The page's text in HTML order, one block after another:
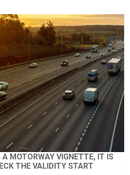
A MOTORWAY VIGNETTE, IT IS
THE VALIDITY START